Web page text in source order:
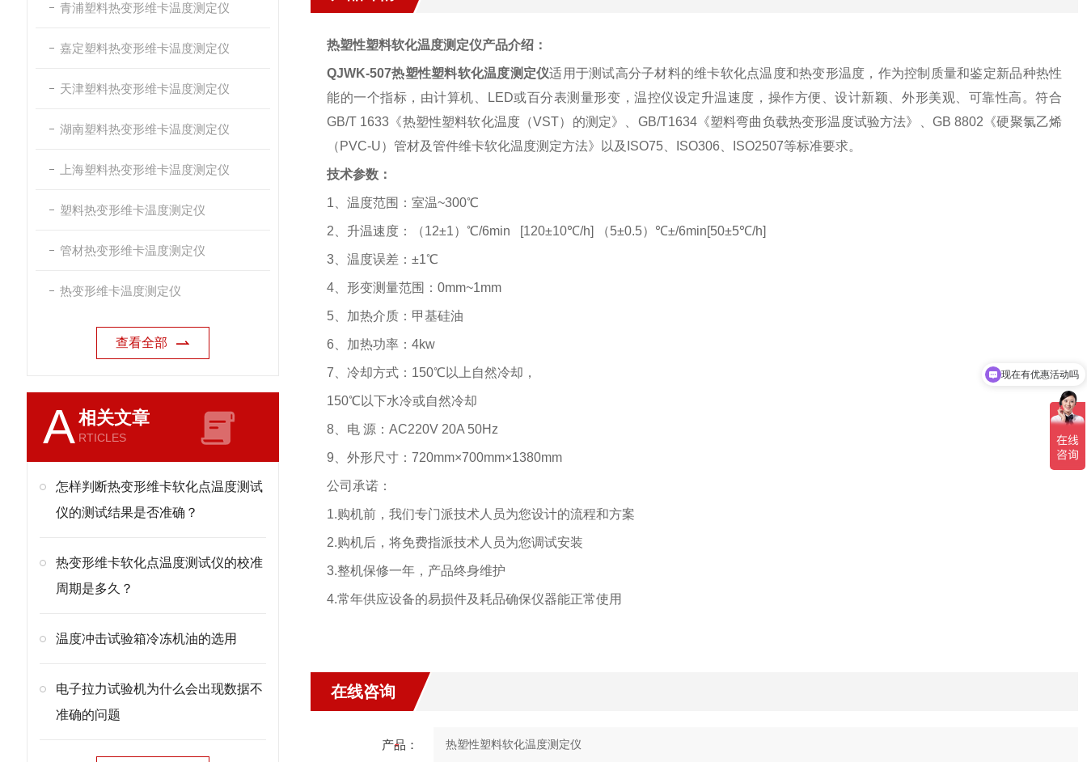
青浦塑料热变形维卡温度测定仪
嘉定塑料热变形维卡温度测定仪
天津塑料热变形维卡温度测定仪
湖南塑料热变形维卡温度测定仪
上海塑料热变形维卡温度测定仪
塑料热变形维卡温度测定仪
管材热变形维卡温度测定仪
热变形维卡温度测定仪
查看全部
A相关文章
RTICLES
怎样判断热变形维卡软化点温度测试
仪的测试结果是否准确？
热变形维卡软化点温度测试仪的校准
周期是多久？
温度冲击试验箱冷冻机油的选用
电子拉力试验机为什么会出现数据不
准确的问题
热塑性塑料软化温度测定仪产品介绍：
QJWK-507热塑性塑料软化温度测定仪适用于测试高分子材料的维卡软化点温度和热变形温度，作为控制质量和鉴定新品种热性
能的一个指标，由计算机、
LED或百分表测量形变，温控仪设定升温速度，操作方便、设计新颖、外形美观、可靠性高。符合
GB/T 1633 《热塑性塑料软化温度（VST）的测定》、 GB/T1634《塑料弯曲负载热变形温度试验方法》、 GB 8802 《硬聚氯乙烯
（ PVC-U）管材及管件维卡软化温度测定方法》以及 ISO75 ISO306 ISO2507等标准要求。
技术参数：
1 、温度范围：室温~300℃
2 、升温速度：（12±1） ℃/6min [120±10℃/h] （5±0.5） ℃±/6min[50±5℃/h]
3 、温度误差： ±1℃
4 、形变测量范围： 0mm~1mm
5 、加热介质：甲基硅油
6 、加热功率： 4kw
7 、冷却方式： 150℃ 以上自然冷却，
150℃ 以下水冷或自然冷却
8 、电 源： AC220V 20A 50Hz
9 、外形尺寸： 720mm×700mm×1380mm
公司承诺：
1.购机前，我们专门派技术人员为您设计的流程和方案
2.购机后，将免费指派技术人员为您调试安装
3.整机保修一年，产品终身维护
4.常年供应设备的易损件及耗品确保仪器能正常使用
在线咨询
产品：
可以介绍下你们的产品么
现在有优惠活动吗